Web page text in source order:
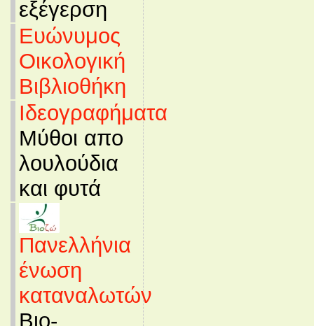
εξέγερση
Ευώνυμος
Οικολογική
Βιβλιοθήκη
Ιδεογραφήματα
Μύθοι απο
λουλούδια
και φυτά
Πανελλήνια
ένωση
καταναλωτών
Βιο-